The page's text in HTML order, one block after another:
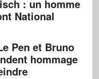
: un homme
National
Pen et Bruno
hommage